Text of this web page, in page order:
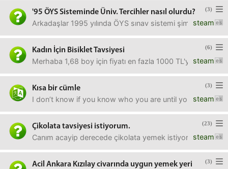
(3)
'95 ÖYS Sisteminde Üniv. Tercihler nasıl olurdu?
steam
Arkadaşlar 1995 yılında ÖYS sınav sistemi şimdiki gibi
(6)
Kadın İçin Bisiklet Tavsiyesi
steam
Merhaba 1,68 boy için fiyatı en fazla 1000 TL'ye kadar
(3)
Kısa bir cümle
steam
I don’t know if you know who you are until you lose who
(23)
Çikolata tavsiyesi istiyorum.
steam
Canım acayip derecede çikolata yemek istiyor. Bu aralar
(3)
Acil Ankara Kızılay civarında uygun yemek yeri